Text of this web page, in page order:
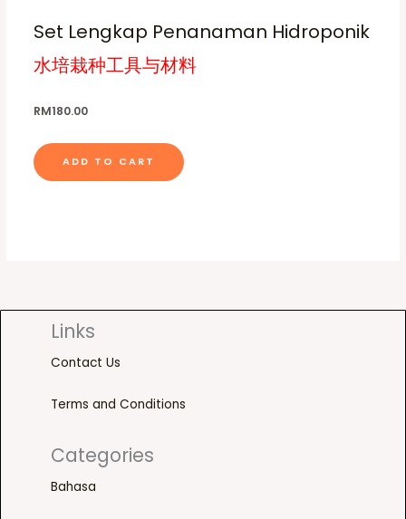
Set Lengkap Penanaman Hidroponik
水培栽种工具与材料
RM180.00
ADD TO CART
Links
Contact Us
Terms and Conditions
Categories
Bahasa